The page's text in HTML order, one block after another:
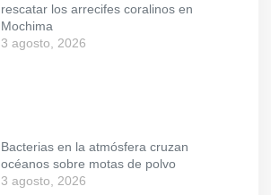
rescatar los arrecifes coralinos en
Mochima
3 agosto, 2026
Bacterias en la atmósfera cruzan
océanos sobre motas de polvo
3 agosto, 2026